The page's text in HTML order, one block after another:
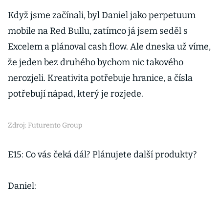
Když jsme začínali, byl Daniel jako perpetuum
mobile na Red Bullu, zatímco já jsem seděl s
Excelem a plánoval cash flow. Ale dneska už víme,
že jeden bez druhého bychom nic takového
nerozjeli. Kreativita potřebuje hranice, a čísla
potřebují nápad, který je rozjede.
Zdroj: Futurento Group
E15: Co vás čeká dál? Plánujete další produkty?
Daniel: